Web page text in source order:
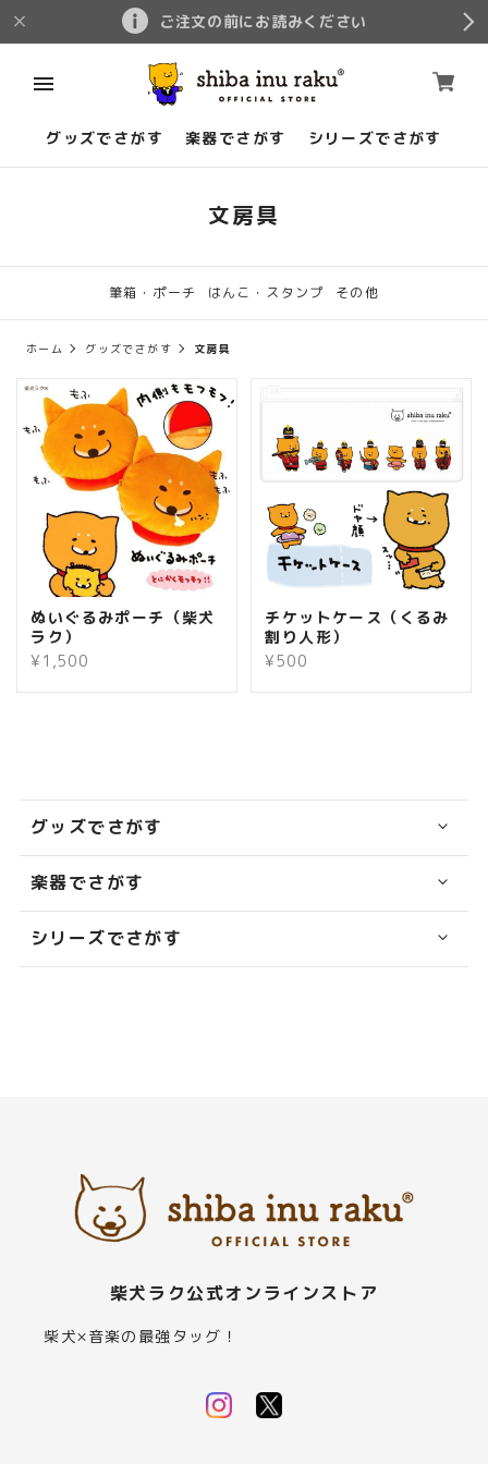
ご注文の前にお読みください
グッズでさがす 楽器でさがす シリーズでさがす
文房具
筆箱・ポーチ はんこ・スタンプ その他
ホーム グッズでさがす 文房具
ぬいぐるみポーチ（柴犬
ラク）
¥1,500
チケットケース（くるみ
割り人形）
¥500
グッズでさがす
楽器でさがす
シリーズでさがす
柴犬ラク公式オンラインストア
柴犬×音楽の最強タッグ！